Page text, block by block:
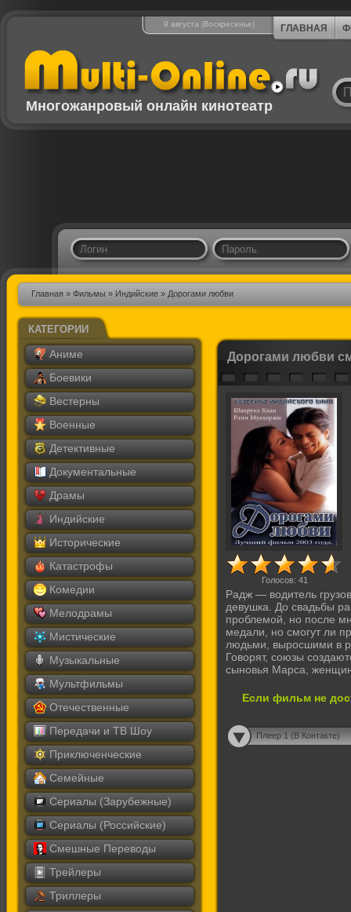
9 августа (Воскресенье) ГЛАВНАЯ
Многожанровый онлайн кинотеатр
Главная » Фильмы » Индийские » Дорогами любви
КАТЕГОРИИ
Аниме
Боевики
Вестерны
Военные
Детективные
Документальные
Драмы
Индийские
Исторические
Катастрофы
Комедии
Мелодрамы
Мистические
Музыкальные
Мультфильмы
Отечественные
Передачи и ТВ Шоу
Приключенческие
Семейные
Сериалы (Зарубежные)
Сериалы (Российские)
Смешные Переводы
Трейлеры
Триллеры
Дорогами любви
Голосов: 41
Радж — водитель
девушка. До свадьбы
проблемой, но после
медали, но смогут ли
людьми, выросшими в
Говорят, союзы
сыновья Марса,
Если фильм не
Плеер 1 (В Контакте)